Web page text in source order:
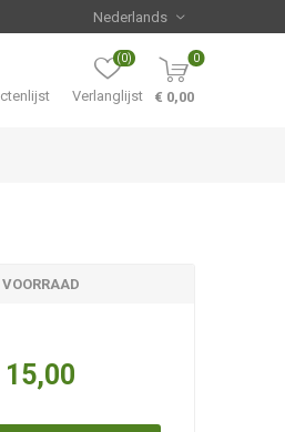
Verlanglijst
(0) 0
€ 0,00
VOORRAAD
15,00